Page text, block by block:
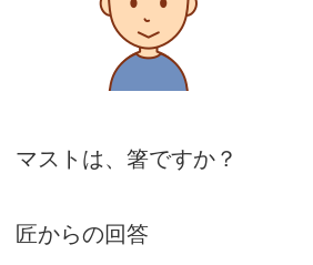
マストは、箸ですか？
匠からの回答